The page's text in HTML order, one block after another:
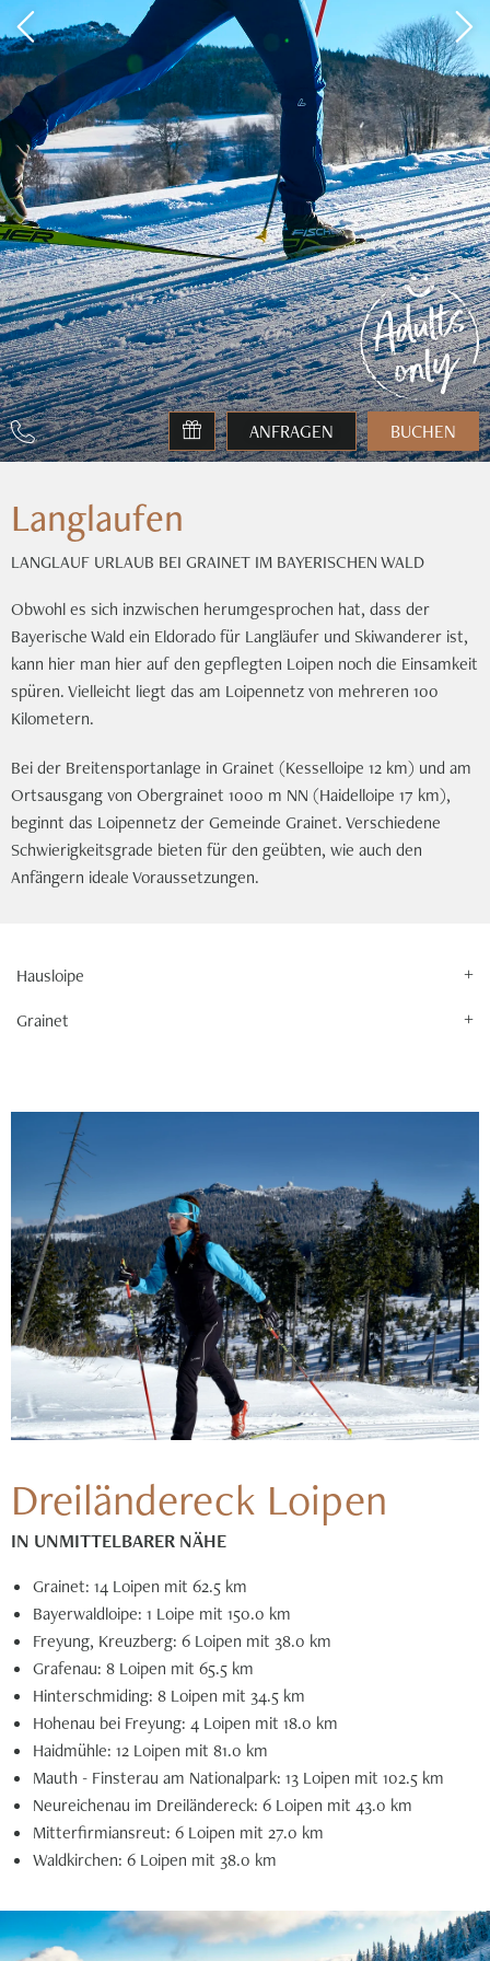
ANFRAGEN BUCHEN
Langlaufen
LANGLAUF URLAUB BEI GRAINET IM BAYERISCHEN WALD
Obwohl es sich inzwischen herumgesprochen hat, dass der
Bayerische Wald ein Eldorado für Langläufer und Skiwanderer ist,
kann hier man hier auf den gepflegten Loipen noch die Einsamkeit
spüren. Vielleicht liegt das am Loipennetz von mehreren 100
Kilometern.
Bei der Breitensportanlage in Grainet (Kesselloipe 12 km) und am
Ortsausgang von Obergrainet 1000 m NN (Haidelloipe 17 km),
beginnt das Loipennetz der Gemeinde Grainet. Verschiedene
Schwierigkeitsgrade bieten für den geübten, wie auch den
Anfängern ideale Voraussetzungen.
Hausloipe
Grainet
Dreiländereck Loipen
IN UNMITTELBARER NÄHE
Grainet: 14 Loipen mit 62.5 km
Bayerwaldloipe: 1 Loipe mit 150.0 km
Freyung, Kreuzberg: 6 Loipen mit 38.0 km
Grafenau: 8 Loipen mit 65.5 km
Hinterschmiding: 8 Loipen mit 34.5 km
Hohenau bei Freyung: 4 Loipen mit 18.0 km
Haidmühle: 12 Loipen mit 81.0 km
Mauth - Finsterau am Nationalpark: 13 Loipen mit 102.5 km
Neureichenau im Dreiländereck: 6 Loipen mit 43.0 km
Mitterfirmiansreut: 6 Loipen mit 27.0 km
Waldkirchen: 6 Loipen mit 38.0 km